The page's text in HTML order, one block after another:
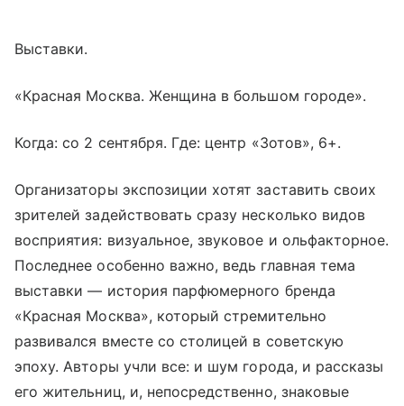
Выставки.
«Красная Москва. Женщина в большом городе».
Когда: со 2 сентября. Где: центр «Зотов», 6+.
Организаторы экспозиции хотят заставить своих
зрителей задействовать сразу несколько видов
восприятия: визуальное, звуковое и ольфакторное.
Последнее особенно важно, ведь главная тема
выставки — история парфюмерного бренда
«Красная Москва», который стремительно
развивался вместе со столицей в советскую
эпоху. Авторы учли все: и шум города, и рассказы
его жительниц, и, непосредственно, знаковые